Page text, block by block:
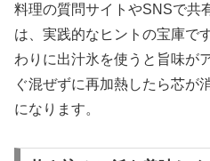
料理の質問サイトやSNSで共
は、実践的なヒントの宝庫で
わりに出汁氷を使うと旨味が
ぐ混ぜずに再加熱したら芯が
になります。